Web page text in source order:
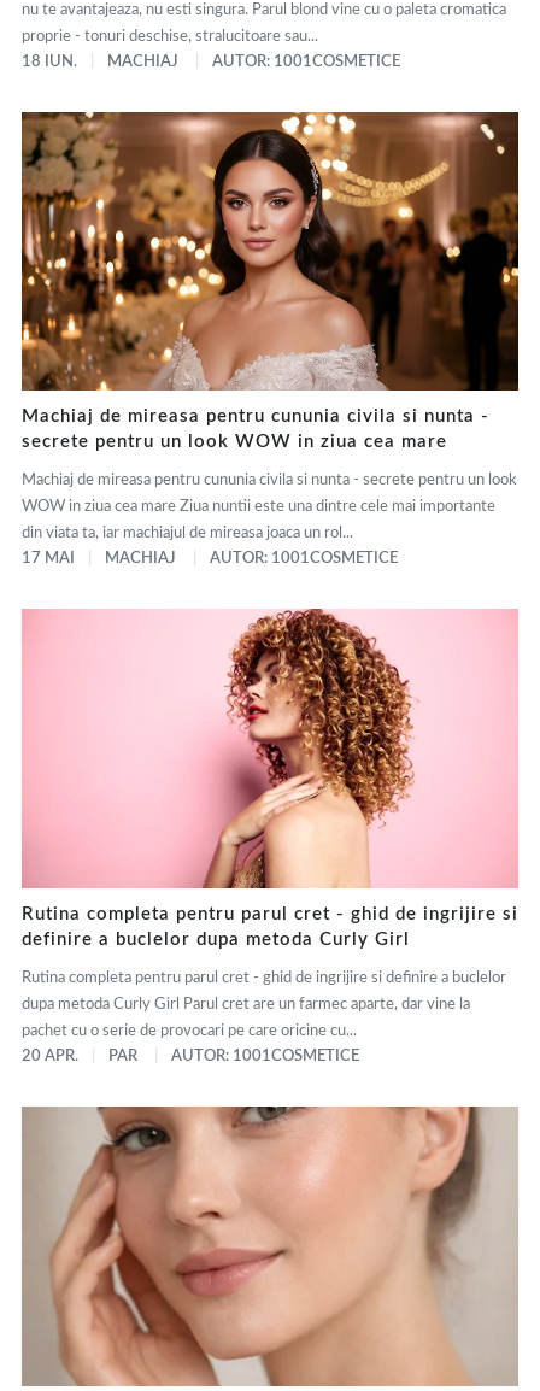
nu te avantajeaza, nu esti singura. Parul blond vine cu o paleta cromatica
proprie - tonuri deschise, stralucitoare sau...
18 IUN.
MACHIAJ AUTOR: 1001COSMETICE
Machiaj de mireasa pentru cununia civila si nunta -
secrete pentru un look WOW in ziua cea mare
Machiaj de mireasa pentru cununia civila si nunta - secrete pentru un look
WOW in ziua cea mare Ziua nuntii este una dintre cele mai importante
din viata ta, iar machiajul de mireasa joaca un rol...
17 MAI
MACHIAJ AUTOR: 1001COSMETICE
Rutina completa pentru parul cret - ghid de ingrijire si
definire a buclelor dupa metoda Curly Girl
Rutina completa pentru parul cret - ghid de ingrijire si definire a buclelor
dupa metoda Curly Girl Parul cret are un farmec aparte, dar vine la
pachet cu o serie de provocari pe care oricine cu...
20 APR.
PAR AUTOR: 1001COSMETICE